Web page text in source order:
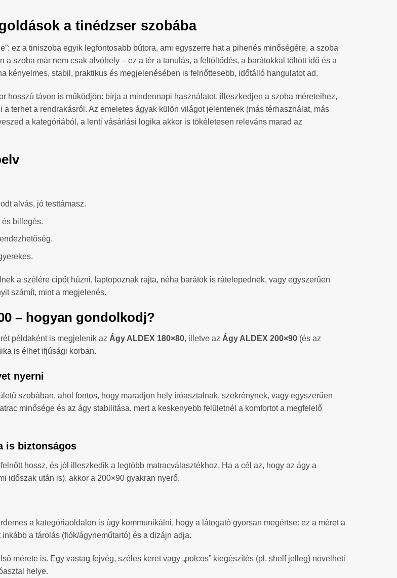
a tinédzser szobába
ez a tiniszoba egyik legfontosabb bútora, ami egyszerre hat a pihenés minőségére, a szoba
szoba már nem csak alvóhely – ez a tér a tanulás, a feltöltődés, a barátokkal töltött idő és a
kényelmes, stabil, praktikus és megjelenésében is felnőttesebb, időtálló hangulatot ad.
hosszú távon is működjön: bírja a mindennapi használatot, illeszkedjen a szoba méreteihez,
terhet a rendrakásról. Az emeletes ágyak külön világot jelentenek (más térhasználat, más
a kategóriából, a lenti vásárlási logika akkor is tökéletesen releváns marad az
alvás, jó testtámasz.
billegés.
a szélére cipőt húzni, laptopoznak rajta, néha barátok is rátelepednek, vagy egyszerűen
számít, mint a megjelenés.
– hogyan gondolkodj?
példaként is megjelenik az Ágy ALDEX 180×80, illetve az Ágy ALDEX 200×90 (és az
is élhet ifjúsági korban.
nyerni
szobában, ahol fontos, hogy maradjon hely íróasztalnak, szekrénynek, vagy egyszerűen
minősége és az ágy stabilitása, mert a keskenyebb felületnél a komfortot a megfelelő
is biztonságos
hossz, és jól illeszkedik a legtöbb matracválasztékhoz. Ha a cél az, hogy az ágy a
időszak után is), akkor a 200×90 gyakran nyerő.
a kategóriaoldalon is úgy kommunikálni, hogy a látogató gyorsan megértse: ez a méret a
a tárolás (fiók/ágyneműtartó) és a dizájn adja.
mérete is. Egy vastag fejvég, széles keret vagy „polcos” kiegészítés (pl. shelf jelleg) növelheti
helye.